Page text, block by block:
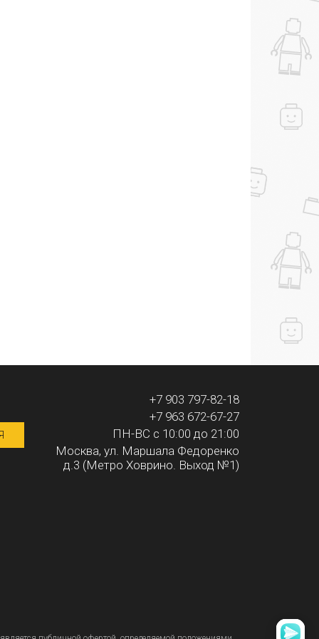
+7 903 797-82-18
+7 963 672-67-27
ПН-ВС с 10:00 до 21:00
Москва, ул. Маршала Федоренко
д.3 (Метро Ховрино. Выход №1)